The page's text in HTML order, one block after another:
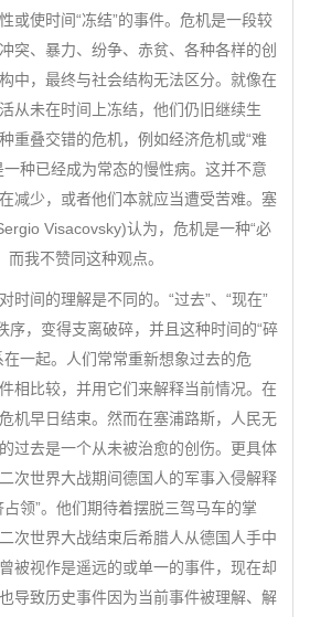
或使时间“冻结”的事件。危机是一段较
突、暴力、纷争、赤贫、各种各样的创
中，最终与社会结构无法区分。就像在
从未在时间上冻结，他们仍旧继续生
重叠交错的危机，例如经济危机或“难
一种已经成为常态的慢性病。这并不意
减少，或者他们本就应当遭受苦难。塞
Visacovsky)认为，危机是一种“必
我不赞同这种观点。
间的理解是不同的。“过去”、“现在”
序，变得支离破碎，并且这种时间的“碎
在一起。人们常常重新想象过去的危
相比较，并用它们来解释当前情况。在
机早日结束。然而在塞浦路斯，人民无
过去是一个从未被治愈的创伤。更具体
次世界大战期间德国人的军事入侵解释
领”。他们期待着摆脱三驾马车的掌
次世界大战结束后希腊人从德国人手中
被视作是遥远的或单一的事件，现在却
导致历史事件因为当前事件被理解、解